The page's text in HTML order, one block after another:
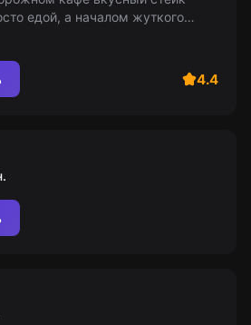
едой, а началом жуткого
4.4
Начало